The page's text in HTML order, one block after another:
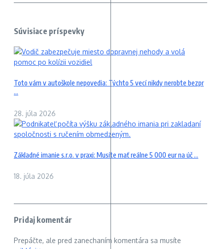
Súvisiace príspevky
Toto vám v autoškole nepovedia: Týchto 5 vecí nikdy nerobte bezpr
...
28. júla 2026
Základné imanie s.r.o. v praxi: Musíte mať reálne 5 000 eur na úč ...
18. júla 2026
Pridaj komentár
Prepáčte, ale pred zanechaním komentára sa musíte